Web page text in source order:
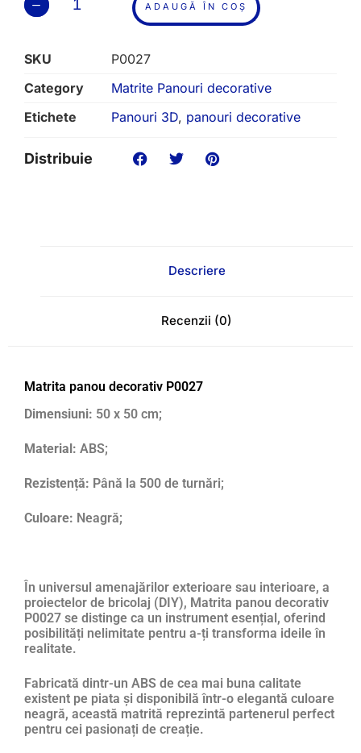
ADAUGĂ ÎN COȘ
SKU
P0027
Category
Matrite Panouri decorative
Etichete
Panouri 3D, panouri decorative
Distribuie
Descriere
Recenzii (0)
Matrita panou decorativ P0027
Dimensiuni: 50 x 50 cm;
Material: ABS;
Rezistență: Până la 500 de turnări;
Culoare: Neagră;
În universul amenajărilor exterioare sau interioare, a
proiectelor de bricolaj (DIY), Matrita panou decorativ
P0027 se distinge ca un instrument esențial, oferind
posibilități nelimitate pentru a-ți transforma ideile în
realitate.
Fabricată dintr-un ABS de cea mai buna calitate
existent pe piata și disponibilă într-o elegantă culoare
neagră, această matrită reprezintă partenerul perfect
pentru cei pasionați de creație.